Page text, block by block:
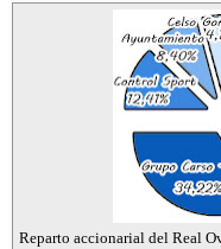
Reparto accionarial del Real